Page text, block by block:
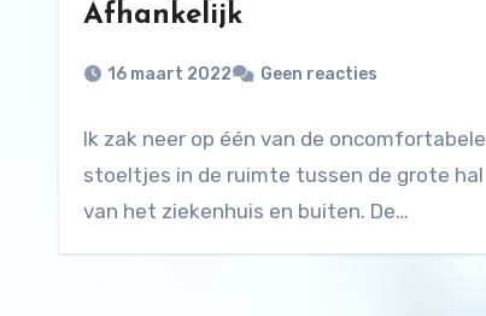
Afhankelijk
16 maart 2022 Geen reacties
Ik zak neer op één van de oncomfortabele
stoeltjes in de ruimte tussen de grote hal
van het ziekenhuis en buiten. De…